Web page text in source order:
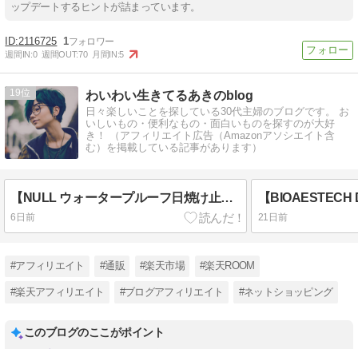
ップデートするヒントが詰まっています。
2116725 1
週間IN:0 週間OUT:70 月間IN:5
19 わいわい生きてるあきのblog
日々楽しいことを探している30代主婦のブログです。 お
いしいもの・便利なもの・面白いものを探すのが大好
き！ （アフィリエイト広告（Amazonアソシエイト含
む）を掲載している記事があります）
【NULL ウォータープルーフ日焼け止めジェル】正直どう？口コミから見えたメリットと注意点
6日前 21日前
#アフィリエイト #通販 #楽天市場 #楽天ROOM
#楽天アフィリエイト #ブログアフィリエイト #ネットショッピング
このブログのここがポイント